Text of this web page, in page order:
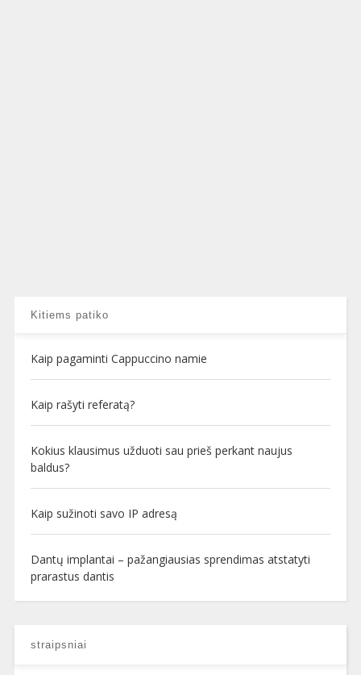
Kitiems patiko
Kaip pagaminti Cappuccino namie
Kaip rašyti referatą?
Kokius klausimus užduoti sau prieš perkant naujus
baldus?
Kaip sužinoti savo IP adresą
Dantų implantai – pažangiausias sprendimas atstatyti
prarastus dantis
straipsniai